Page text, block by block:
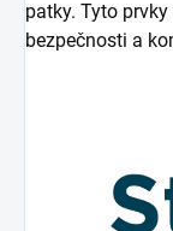
patky. Tyto
bezpečnosti a